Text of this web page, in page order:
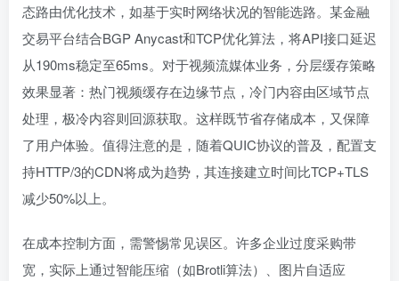
态路由优化技术，如基于实时网络状况的智能选路。某金融
交易平台结合BGP Anycast和TCP优化算法，将API接口延迟
从190ms稳定至65ms。对于视频流媒体业务，分层缓存策略
效果显著：热门视频缓存在边缘节点，冷门内容由区域节点
处理，极冷内容则回源获取。这样既节省存储成本，又保障
了用户体验。值得注意的是，随着QUIC协议的普及，配置支
持HTTP/3的CDN将成为趋势，其连接建立时间比TCP+TLS
减少50%以上。
在成本控制方面，需警惕常见误区。许多企业过度采购带
宽，实际上通过智能压缩（如Brotli算法）、图片自适应